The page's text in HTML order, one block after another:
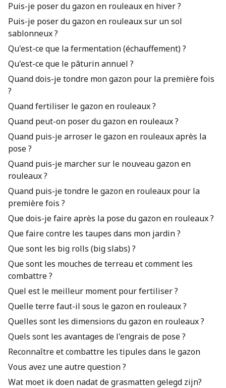
Puis-je poser du gazon en rouleaux en hiver ?
Puis-je poser du gazon en rouleaux sur un sol
sablonneux ?
Qu'est-ce que la fermentation (échauffement) ?
Qu'est-ce que le pâturin annuel ?
Quand dois-je tondre mon gazon pour la première fois
?
Quand fertiliser le gazon en rouleaux ?
Quand peut-on poser du gazon en rouleaux ?
Quand puis-je arroser le gazon en rouleaux après la
pose ?
Quand puis-je marcher sur le nouveau gazon en
rouleaux ?
Quand puis-je tondre le gazon en rouleaux pour la
première fois ?
Que dois-je faire après la pose du gazon en rouleaux ?
Que faire contre les taupes dans mon jardin ?
Que sont les big rolls (big slabs) ?
Que sont les mouches de terreau et comment les
combattre ?
Quel est le meilleur moment pour fertiliser ?
Quelle terre faut-il sous le gazon en rouleaux ?
Quelles sont les dimensions du gazon en rouleaux ?
Quels sont les avantages de l'engrais de pose ?
Reconnaître et combattre les tipules dans le gazon
Vous avez une autre question ?
Wat moet ik doen nadat de grasmatten gelegd zijn?